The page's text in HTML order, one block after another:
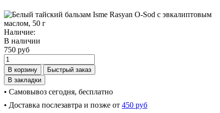
Наличие:
В наличии
750 руб
В корзину
Быстрый заказ
В закладки
• Самовывоз сегодня, бесплатно
• Доставка послезавтра и позже от 450 руб